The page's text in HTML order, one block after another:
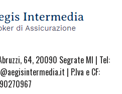
64, 20090 Segrate MI | Tel:
| P.Iva e CF: